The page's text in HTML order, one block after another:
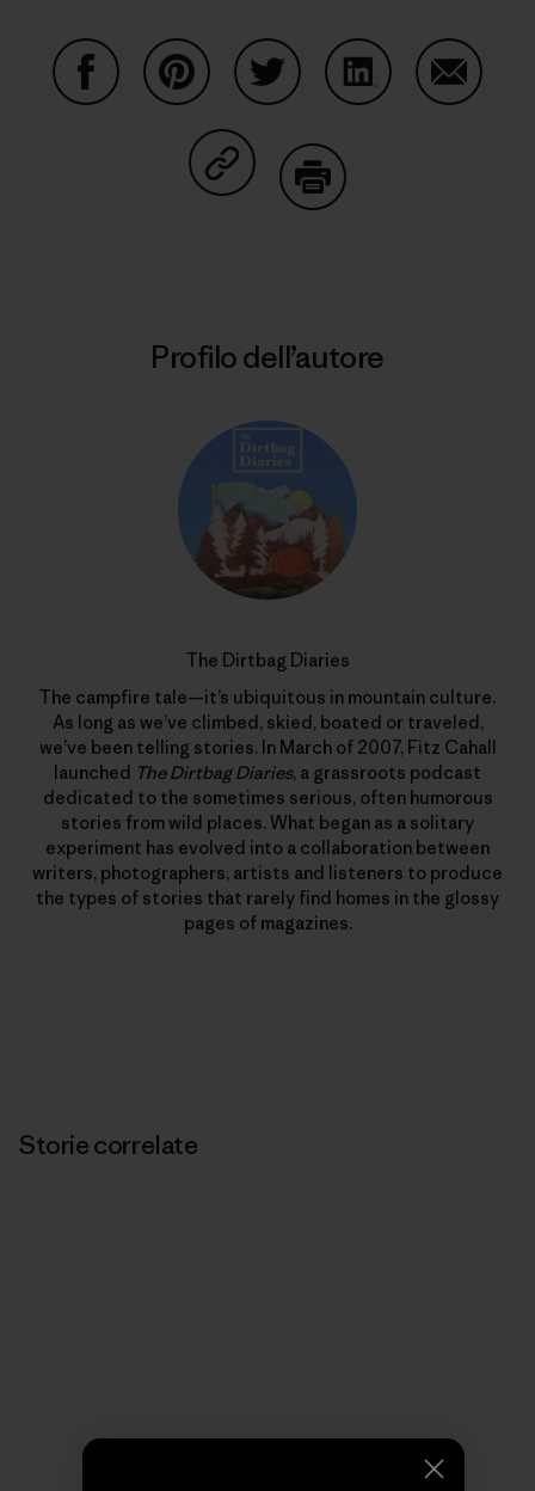
Condividi su Copy Link
Profilo dell’autore
The Dirtbag Diaries
The campfire tale—it’s ubiquitous in mountain culture.
As long as we’ve climbed, skied, boated or traveled,
we’ve been telling stories. In March of 2007, Fitz Cahall
launched The Dirtbag Diaries, a grassroots podcast
dedicated to the sometimes serious, often humorous
stories from wild places. What began as a solitary
experiment has evolved into a collaboration between
writers, photographers, artists and listeners to produce
the types of stories that rarely find homes in the glossy
pages of magazines.
Storie correlate